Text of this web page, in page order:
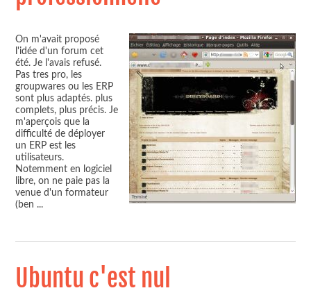
On m'avait proposé
l'idée d'un forum cet
été. Je l'avais refusé.
Pas tres pro, les
groupwares ou les ERP
sont plus adaptés. plus
complets, plus précis. Je
m'aperçois que la
difficulté de déployer
un ERP est les
utilisateurs.
Notemment en logiciel
libre, on ne paie pas la
venue d'un formateur
(ben ...
Ubuntu c'est nul